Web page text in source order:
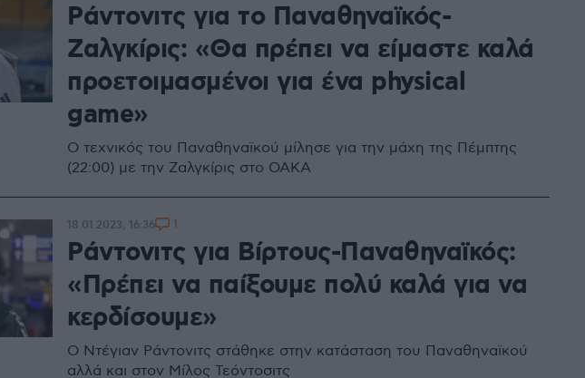
Ράντονιτς για το Παναθηναϊκός-
Ζαλγκίρις: «Θα πρέπει να είμαστε καλά
προετοιμασμένοι για ένα physical
game»
Ο τεχνικός του Παναθηναϊκού μίλησε για την μάχη της Πέμπτης
(22:00) με την Ζαλγκίρις στο ΟΑΚΑ
Ράντονιτς για Βίρτους-Παναθηναϊκός:
«Πρέπει να παίξουμε πολύ καλά για να
κερδίσουμε»
Ο Ντέγιαν Ράντονιτς στάθηκε στην κατάσταση του Παναθηναϊκού
αλλά και στον Μίλος Τεόντοσιτς
18.01.2023, 16:36 1